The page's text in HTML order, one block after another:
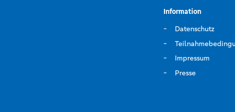
Information
Datenschutz
Impressum
Presse